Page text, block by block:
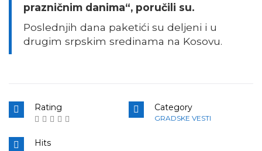
prazničnim danima“, poručili su.
Poslednjih dana paketići su deljeni i u
drugim srpskim sredinama na Kosovu.
Rating Category
GRADSKE VESTI
Hits